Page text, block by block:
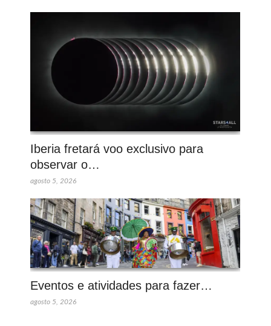
Iberia fretará voo exclusivo para
observar o…
agosto 5, 2026
Eventos e atividades para fazer…
agosto 5, 2026